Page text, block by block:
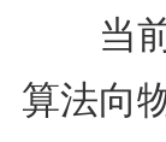
当前
算法向